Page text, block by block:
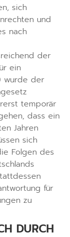
sich
und
nach
der
ein
wurde der
temporär
dass ein
Jahren
sich
Folgen des
für
zu
DURCH